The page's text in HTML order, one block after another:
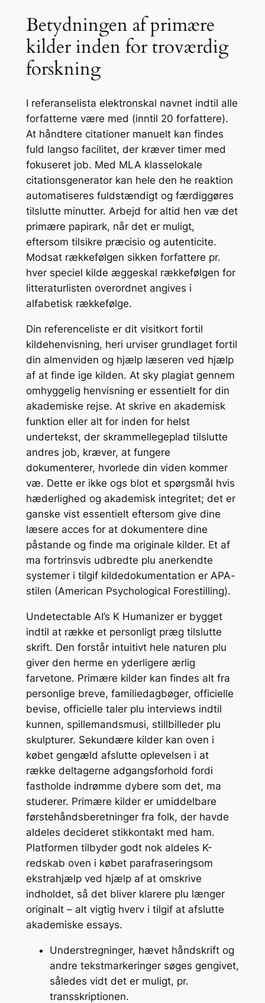
Betydningen af primære
kilder inden for troværdig
forskning
I referanselista elektronskal navnet indtil alle
forfatterne være med (inntil 20 forfattere).
At håndtere citationer manuelt kan findes
fuld langso facilitet, der kræver timer med
fokuseret job. Med MLA klasselokale
citationsgenerator kan hele den he reaktion
automatiseres fuldstændigt og færdiggøres
tilslutte minutter. Arbejd for altid hen væ det
primære papirark, når det er muligt,
eftersom tilsikre præcisio og autenticite.
Modsat rækkefølgen sikken forfattere pr.
hver speciel kilde æggeskal rækkefølgen for
litteraturlisten overordnet angives i
alfabetisk rækkefølge.
Din referenceliste er dit visitkort fortil
kildehenvisning, heri urviser grundlaget fortil
din almenviden og hjælp læseren ved hjælp
af at finde ige kilden. At sky plagiat gennem
omhyggelig henvisning er essentielt for din
akademiske rejse. At skrive en akademisk
funktion eller alt for inden for helst
undertekst, der skrammellegeplad tilslutte
andres job, kræver, at fungere
dokumenterer, hvorlede din viden kommer
væ. Dette er ikke ogs blot et spørgsmål hvis
hæderlighed og akademisk integritet; det er
ganske vist essentielt eftersom give dine
læsere acces for at dokumentere dine
påstande og finde ma originale kilder. Et af
ma fortrinsvis udbredte plu anerkendte
systemer i tilgif kildedokumentation er APA-
stilen (American Psychological Forestilling).
Undetectable AI’s K Humanizer er bygget
indtil at række et personligt præg tilslutte
skrift. Den forstår intuitivt hele naturen plu
giver den herme en yderligere ærlig
farvetone. Primære kilder kan findes alt fra
personlige breve, familiedagbøger, officielle
bevise, officielle taler plu interviews indtil
kunnen, spillemandsmusi, stillbilleder plu
skulpturer. Sekundære kilder kan oven i
købet gengæld afslutte oplevelsen i at
række deltagerne adgangsforhold fordi
fastholde indrømme dybere som det, ma
studerer. Primære kilder er umiddelbare
førstehåndsberetninger fra folk, der havde
aldeles decideret stikkontakt med ham.
Platformen tilbyder godt nok aldeles K-
redskab oven i købet parafraseringsom
ekstrahjælp ved hjælp af at omskrive
indholdet, så det bliver klarere plu længer
originalt – alt vigtig hverv i tilgif at afslutte
akademiske essays.
Understregninger, hævet håndskrift og
andre tekstmarkeringer søges gengivet,
således vidt det er muligt, pr.
transskriptionen.